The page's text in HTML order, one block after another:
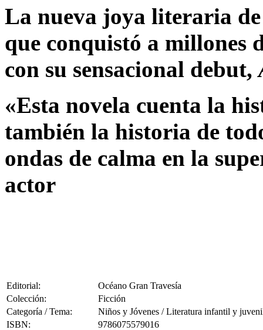
La nueva joya literaria
que conquistó a millones
con su sensacional debut,
«Esta novela cuenta la
también la historia de
ondas de calma en la
actor
Editorial:
Océano Gran Travesía
Colección:
Ficción
Categoría / Tema:
Niños y Jóvenes / Literatura infantil y
ISBN:
9786075579016